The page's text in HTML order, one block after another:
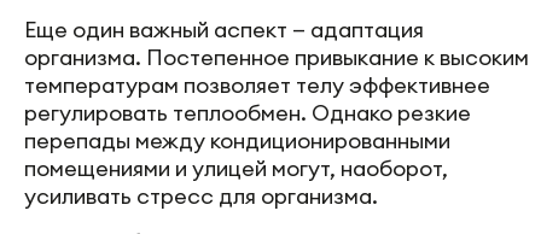
Еще один важный аспект — адаптация
организма. Постепенное привыкание к высоким
температурам позволяет телу эффективнее
регулировать теплообмен. Однако резкие
перепады между кондиционированными
помещениями и улицей могут, наоборот,
усиливать стресс для организма.